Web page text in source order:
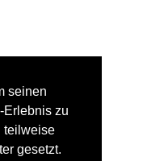
seinen
Erlebnis zu
teilweise
gesetzt.